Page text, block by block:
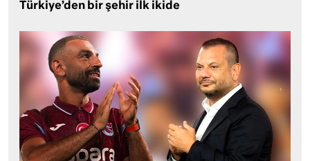
Türkiye’den bir şehir ilk ikide